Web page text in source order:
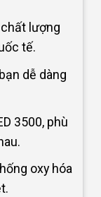
lượng
tế.
dễ dàng
3500, phù
oxy hóa